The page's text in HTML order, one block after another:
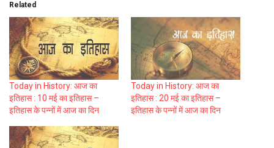
Related
Today in History: आज का
इतिहास : 10 मई का इतिहास –
इतिहास के पन्नों में आज का दिन
Today in History: आज का
इतिहास : 20 मई का इतिहास –
इतिहास के पन्नों में आज का दिन